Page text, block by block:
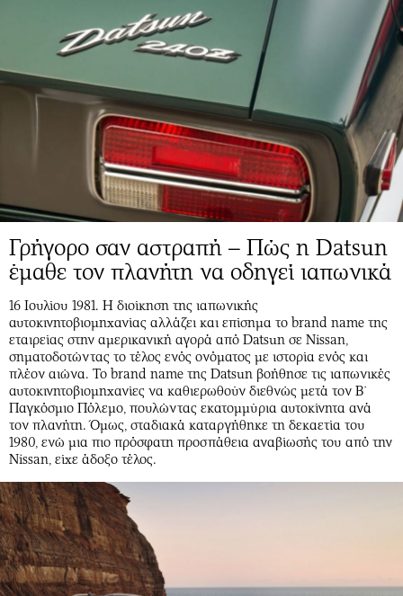
Γρήγορο σαν αστραπή – Πώς η Datsun
έμαθε τον πλανήτη να οδηγεί ιαπωνικά
16 Ιουλίου 1981. Η διοίκηση της ιαπωνικής
αυτοκινητοβιομηχανίας αλλάζει και επίσημα το brand name της
εταιρείας στην αμερικανική αγορά από Datsun σε Nissan,
σηματοδοτώντας το τέλος ενός ονόματος με ιστορία ενός και
πλέον αιώνα. Το brand name της Datsun βοήθησε τις ιαπωνικές
αυτοκινητοβιομηχανίες να καθιερωθούν διεθνώς μετά τον Β΄
Παγκόσμιο Πόλεμο, πουλώντας εκατομμύρια αυτοκίνητα ανά
τον πλανήτη. Όμως, σταδιακά καταργήθηκε τη δεκαετία του
1980, ενώ μια πιο πρόσφατη προσπάθεια αναβίωσής του από την
Nissan, είχε άδοξο τέλος.